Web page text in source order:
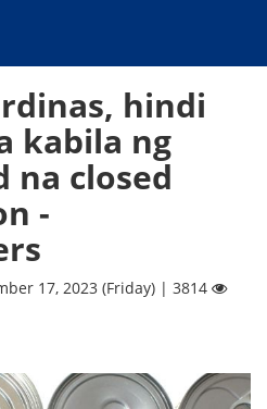
hindi
kabila ng
closed
-
17, 2023 (Friday) | 3814